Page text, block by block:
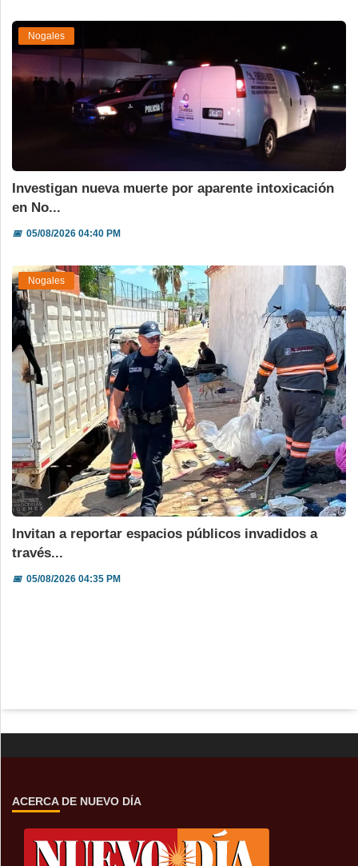
Nogales
Investigan nueva muerte por aparente intoxicación
en No...
📅05/08/2026 04:40 PM
Nogales
Invitan a reportar espacios públicos invadidos a
través...
📅05/08/2026 04:35 PM
ACERCA DE NUEVO DÍA